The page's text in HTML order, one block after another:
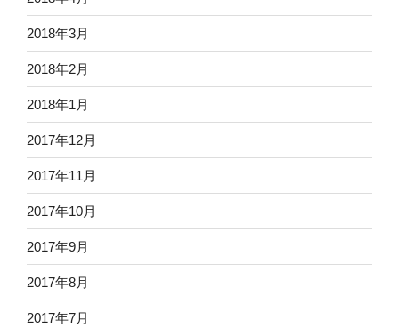
2018年3月
2018年2月
2018年1月
2017年12月
2017年11月
2017年10月
2017年9月
2017年8月
2017年7月